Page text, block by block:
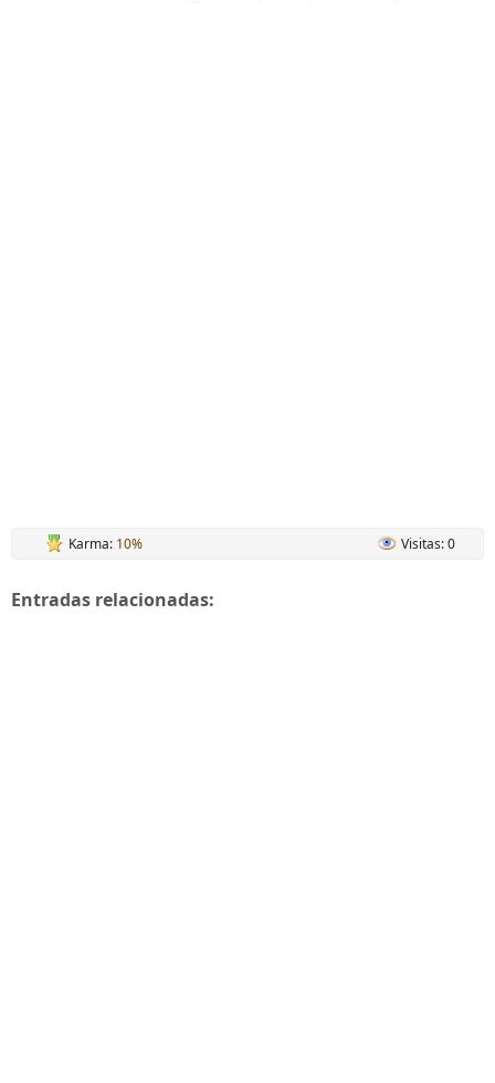
Karma: 10% Visitas: 0
Entradas relacionadas: